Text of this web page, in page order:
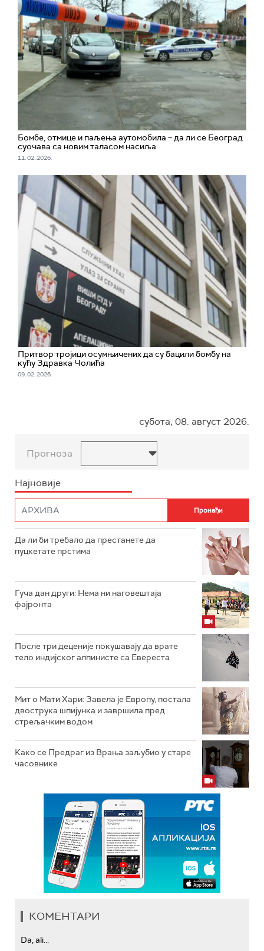
Бомбе, отмице и паљења аутомобила – да ли се Београд
суочава са новим таласом насиља
11. 02. 2026.
Притвор тројици осумњичених да су бацили бомбу на
кућу Здравка Чолића
09. 02. 2026.
субота, 08. август 2026.
Прогноза
Најновије
Да ли би требало да престанете да
пуцкетате прстима
Гуча дан други: Нема ни наговештаја
фајронта
После три деценије покушавају да врате
тело индијског алпинисте са Евереста
Мит о Мати Хари: Завела је Европу, постала
двострука шпијунка и завршила пред
стрељачким водом
Како се Предраг из Врања заљубио у старе
часовнике
КОМЕНТАРИ
Da, ali...